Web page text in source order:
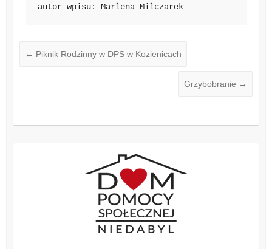
autor wpisu: Marlena Milczarek
← Piknik Rodzinny w DPS w Kozienicach
Grzybobranie →